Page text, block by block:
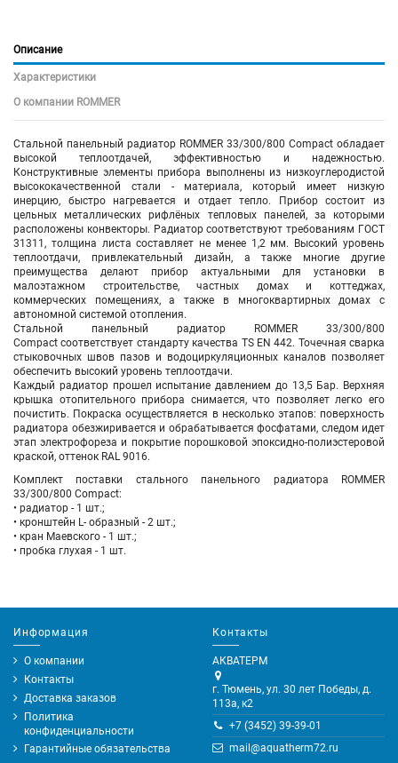
Описание
Характеристики
О компании ROMMER
Стальной панельный радиатор ROMMER 33/300/800 Compact обладает
высокой теплоотдачей, эффективностью и надежностью.
Конструктивные элементы прибора выполнены из низкоуглеродистой
высококачественной стали - материала, который имеет низкую
инерцию, быстро нагревается и отдает тепло. Прибор состоит из
цельных металлических рифлёных тепловых панелей, за которыми
расположены конвекторы. Радиатор соответствуют требованиям ГОСТ
31311, толщина листа составляет не менее 1,2 мм. Высокий уровень
теплоотдачи, привлекательный дизайн, а также многие другие
преимущества делают прибор актуальными для установки в
малоэтажном строительстве, частных домах и коттеджах,
коммерческих помещениях, а также в многоквартирных домах с
автономной системой отопления.
Стальной панельный радиатор ROMMER 33/300/800
Compact соответствует стандарту качества TS EN 442. Точечная сварка
стыковочных швов пазов и водоциркуляционных каналов позволяет
обеспечить высокий уровень теплоотдачи.
Каждый радиатор прошел испытание давлением до 13,5 Бар. Верхняя
крышка отопительного прибора снимается, что позволяет легко его
почистить. Покраска осуществляется в несколько этапов: поверхность
радиатора обезжиривается и обрабатывается фосфатами, следом идет
этап электрофореза и покрытие порошковой эпоксидно-полиэстеровой
краской, оттенок RAL 9016.
Комплект поставки стального панельного радиатора ROMMER
33/300/800 Compact:
• радиатор - 1 шт.;
• кронштейн L- образный - 2 шт.;
• кран Маевского - 1 шт.;
• пробка глухая - 1 шт.
Информация
О компании
Контакты
Доставка заказов
Политика
конфиденциальности
Гарантийные обязательства
Контакты
АКВАТЕРМ
г. Тюмень, ул. 30 лет Победы, д.
113а, к2
+7 (3452) 39-39-01
mail@aquatherm72.ru